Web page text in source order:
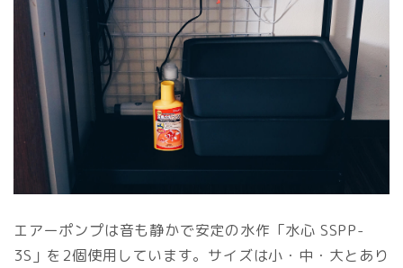
エアーポンプは音も静かで安定の水作「水心 SSPP-
3S」を2個使用しています。サイズは小・中・大とあり